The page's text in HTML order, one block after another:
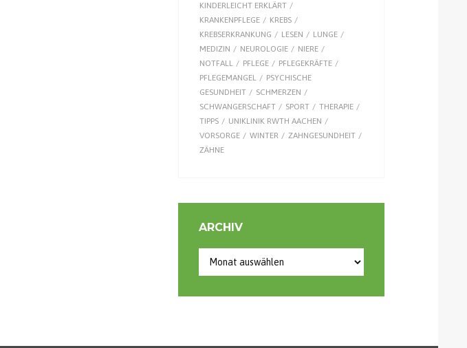
KINDERLEICHT ERKLÄRT
KRANKENPFLEGE
KREBS
KREBSERKRANKUNG
LESEN
LUNGE
MEDIZIN
NEUROLOGIE
NIERE
NOTFALL
PFLEGE
PFLEGEKRÄFTE
PFLEGEMANGEL
PSYCHISCHE
GESUNDHEIT
SCHMERZEN
SCHWANGERSCHAFT
SPORT
THERAPIE
TIPPS
UNIKLINIK RWTH AACHEN
VORSORGE
WINTER
ZAHNGESUNDHEIT
ZÄHNE
ARCHIV